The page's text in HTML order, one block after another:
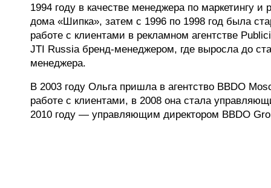
1994 году в качестве менеджера по маркетингу и
дома «Шипка», затем с 1996 по 1998 год была
работе с клиентами в рекламном агентстве
JTI Russia бренд-менеджером, где выросла до
менеджера.
В 2003 году Ольга пришла в агентство BBDO
работе с клиентами, в 2008 она стала
2010 году — управляющим директором BBDO